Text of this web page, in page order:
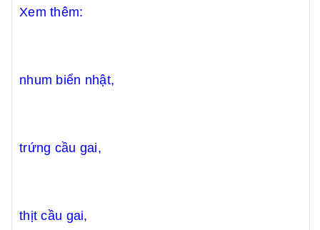
Xem thêm:
nhum biển nhật,
trứng cầu gai,
thịt cầu gai,